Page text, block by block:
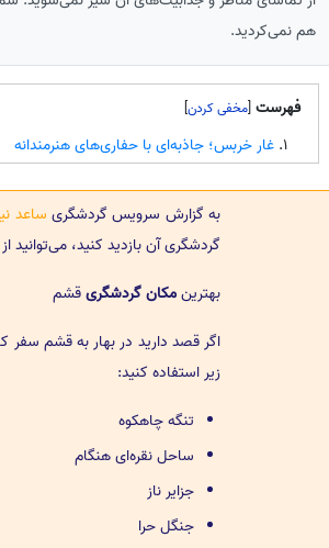
هم نمی‌کردید.
فهرست [
]
غار خربس؛ جاذبه‌ای با حفاری‌های هنرمندانه
به گزارش سرویس گردشگری ساعد
گردشگری آن بازدید کنید، می‌توانید
بهترینمکان گردشگریقشم
اگر قصد دارید در بهار به قشم سفر
زیر استفاده کنید:
تنگه چاهکوه
ساحل نقره‌ای هنگام
جزایر ناز
جنگل حرا